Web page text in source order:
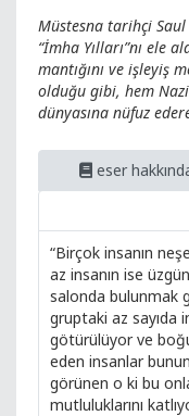
Müstesna tarihçi Saul
“İmha Yılları”nı ele
mantığını ve işleyiş
olduğu gibi, hem
dünyasına nüfuz
eser
“Birçok insanın
az insanın ise
salonda bulunmak
gruptaki az sayıda
götürülüyor ve
eden insanlar
görünen o ki bu
mutluluklarını